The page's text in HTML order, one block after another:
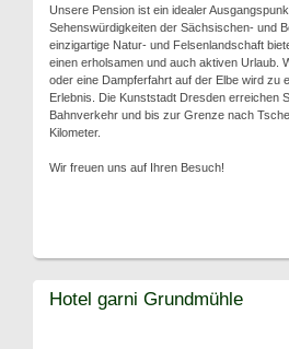
Unsere Pension ist ein idealer
Sehenswürdigkeiten der Sächsischen- und
einzigartige Natur- und Felsenlandschaft
einen erholsamen und auch aktiven Urlaub.
oder eine Dampferfahrt auf der Elbe wird zu
Erlebnis. Die Kunststadt Dresden erreichen
Bahnverkehr und bis zur Grenze nach
Kilometer.
Wir freuen uns auf Ihren Besuch!
Hotel garni Grundmühle